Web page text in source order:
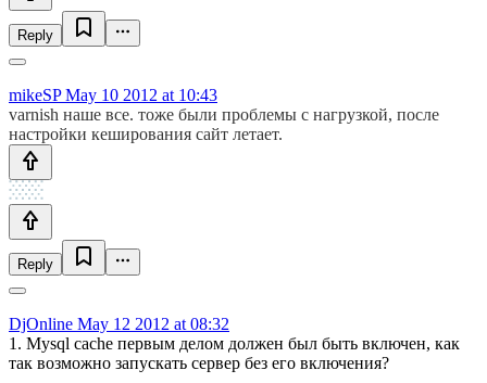
Reply
mikeSPMay 10 2012 at 10:43
varnish наше все. тоже были проблемы с нагрузкой, после
настройки кеширования сайт летает.
Reply
DjOnline May 12 2012 at 08:32
1. Mysql cache первым делом должен был быть включен, как
так возможно запускать сервер без его включения?